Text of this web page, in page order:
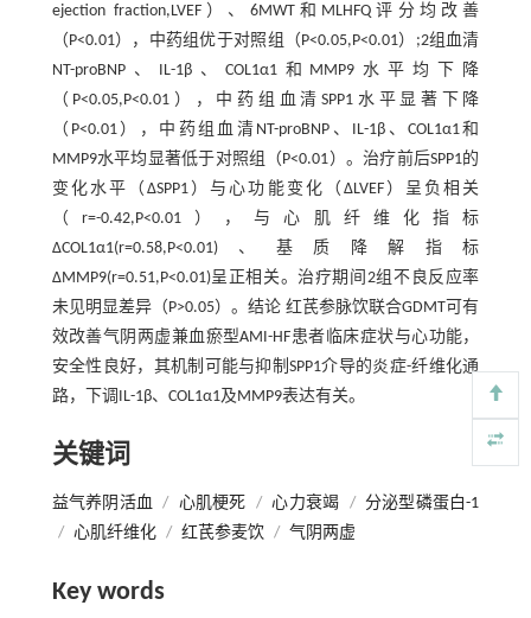
ejection fraction,LVEF）、6MWT和MLHFQ评分均改善
（P<0.01），中药组优于对照组（P<0.05,P<0.01）;2组血清
NT-proBNP、IL-1β、COL1α1和MMP9水平均下降
（P<0.05,P<0.01），中药组血清SPP1水平显著下降
（P<0.01），中药组血清NT-proBNP、IL-1β、COL1α1和
MMP9水平均显著低于对照组（P<0.01）。治疗前后SPP1的
变化水平（ΔSPP1）与心功能变化（ΔLVEF）呈负相关
（r=-0.42,P<0.01），与心肌纤维化指标
ΔCOL1α1(r=0.58,P<0.01)、基质降解指标
ΔMMP9(r=0.51,P<0.01)呈正相关。治疗期间2组不良反应率
未见明显差异（P>0.05）。结论 红芪参脉饮联合GDMT可有
效改善气阴两虚兼血瘀型AMI-HF患者临床症状与心功能，
安全性良好，其机制可能与抑制SPP1介导的炎症-纤维化通
路，下调IL-1β、COL1α1及MMP9表达有关。
关键词
益气养阴活血 / 心肌梗死 / 心力衰竭 / 分泌型磷蛋白-1
/ 心肌纤维化 / 红芪参麦饮 / 气阴两虚
Key words